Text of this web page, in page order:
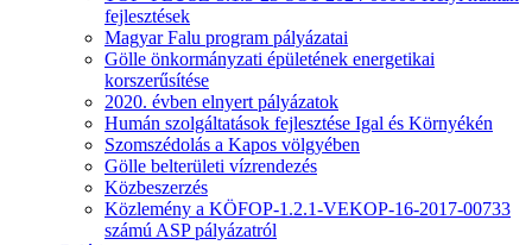
fejlesztések
Magyar Falu program pályázatai
Gölle önkormányzati épületének energetikai
korszerűsítése
2020. évben elnyert pályázatok
Humán szolgáltatások fejlesztése Igal és Környékén
Szomszédolás a Kapos völgyében
Gölle belterületi vízrendezés
Közbeszerzés
Közlemény a KÖFOP-1.2.1-VEKOP-16-2017-00733
számú ASP pályázatról